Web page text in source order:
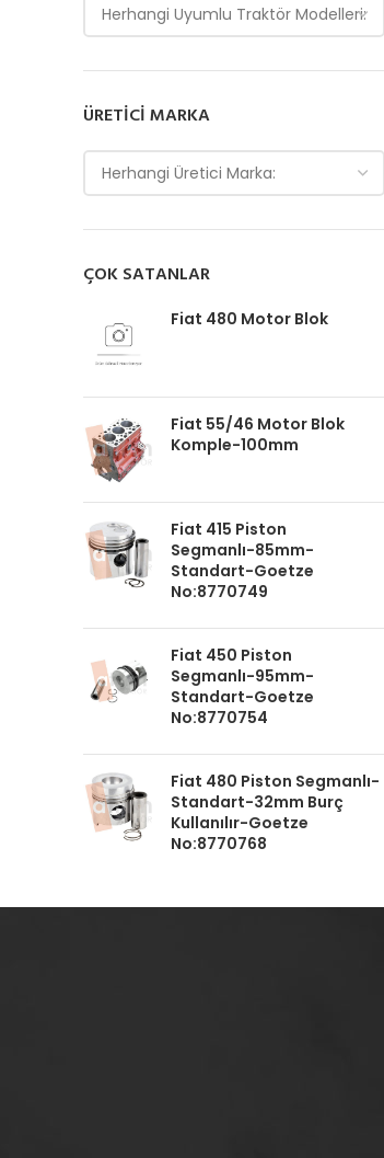
Herhangi Uyumlu Traktör Modelleri:
ÜRETICI MARKA
Herhangi Üretici Marka:
ÇOK SATANLAR
Fiat 480 Motor Blok
Fiat 55/46 Motor Blok
Komple-100mm
Fiat 415 Piston
Segmanlı-85mm-
Standart-Goetze
No:8770749
Fiat 450 Piston
Segmanlı-95mm-
Standart-Goetze
No:8770754
Fiat 480 Piston Segmanlı-
Standart-32mm Burç
Kullanılır-Goetze
No:8770768